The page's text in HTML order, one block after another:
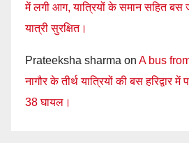
में लगी आग, यात्रियों के समान सहित
यात्री सुरक्षित।
Prateeksha sharma on A bus
नागौर के तीर्थ यात्रियों की बस हरिद्वार
38 घायल।